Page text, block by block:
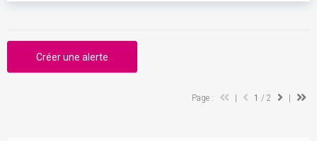
Créer une alerte
Page : 1 / 2